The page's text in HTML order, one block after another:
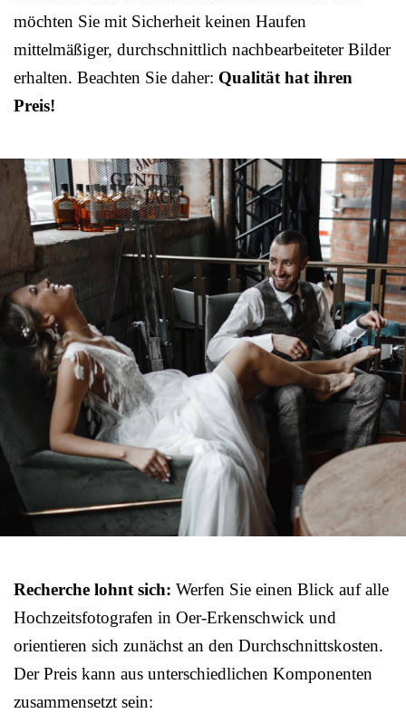
möchten Sie mit Sicherheit keinen Haufen
mittelmäßiger, durchschnittlich nachbearbeiteter Bilder
erhalten. Beachten Sie daher: Qualität hat ihren
Preis!
Recherche lohnt sich: Werfen Sie einen Blick auf alle
Hochzeitsfotografen in Oer-Erkenschwick und
orientieren sich zunächst an den Durchschnittskosten.
Der Preis kann aus unterschiedlichen Komponenten
zusammensetzt sein: